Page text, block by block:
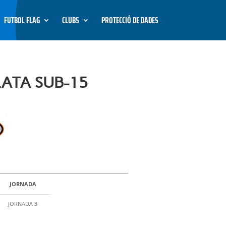
FUTBOL FLAG CLUBS PROTECCIÓ DE DADES
SUB-15
JORNADA
JORNADA 3